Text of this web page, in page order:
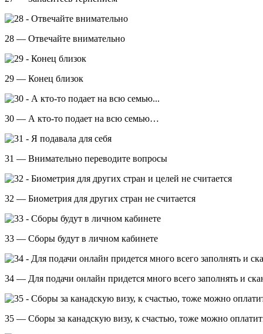
28 — Отвечайте внимательно
29 — Конец близок
30 — А кто-то подает на всю семью…
31 — Внимательно переводите вопросы
32 — Биометрия для других стран не считается
33 — Сборы будут в личном кабинете
34 — Для подачи онлайн придется много всего заполнять и
35 — Сборы за канадскую визу, к счастью, тоже можно